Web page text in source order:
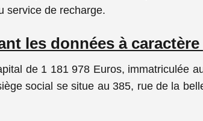
service de recharge.
les données à caractère
de 1 181 978 Euros, immatriculée
social se situe au 385, rue de la